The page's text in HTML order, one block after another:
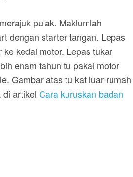
pulak. Maklumlah
dengan starter tangan. Lepas
kedai motor. Lepas tukar
enam tahun tu pakai motor
Gambar atas tu kat luar rumah
di artikel Cara kuruskan badan